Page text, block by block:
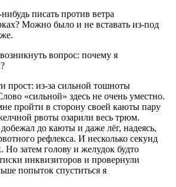
писать против ветра
Можно было и не вставать из-под
вопрос: почему я
прост: из-за сильной тошноты
«сильной» здесь не очень уместно.
пройти в сторону своей каюты пару
рвоты озарили весь трюм.
до каюты и даже лёг, надеясь,
рефлекса. И несколько секунд
Но затем голову и желудок будто
инквизиторов и провернули
попыток спуститься я